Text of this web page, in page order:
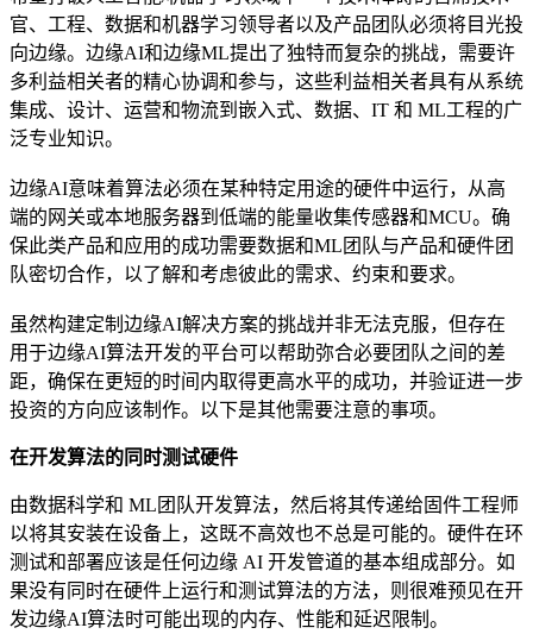
官、工程、数据和机器学习领导者以及产品团队必须将目光投
向边缘。边缘AI和边缘ML提出了独特而复杂的挑战，需要许
多利益相关者的精心协调和参与，这些利益相关者具有从系统
集成、设计、运营和物流到嵌入式、数据、IT 和 ML工程的广
泛专业知识。
边缘AI意味着算法必须在某种特定用途的硬件中运行，从高
端的网关或本地服务器到低端的能量收集传感器和MCU。确
保此类产品和应用的成功需要数据和ML团队与产品和硬件团
队密切合作，以了解和考虑彼此的需求、约束和要求。
虽然构建定制边缘AI解决方案的挑战并非无法克服，但存在
用于边缘AI算法开发的平台可以帮助弥合必要团队之间的差
距，确保在更短的时间内取得更高水平的成功，并验证进一步
投资的方向应该制作。以下是其他需要注意的事项。
在开发算法的同时测试硬件
由数据科学和 ML团队开发算法，然后将其传递给固件工程师
以将其安装在设备上，这既不高效也不总是可能的。硬件在环
测试和部署应该是任何边缘 AI 开发管道的基本组成部分。如
果没有同时在硬件上运行和测试算法的方法，则很难预见在开
发边缘AI算法时可能出现的内存、性能和延迟限制。